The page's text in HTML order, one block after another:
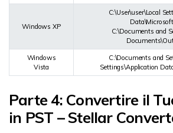
Windows XP
C:\User\user\Local
C:\Documents and
Windows
Vista
C:\Documents and
Settings\Application
Parte 4: Convertire il
in PST – Stellar